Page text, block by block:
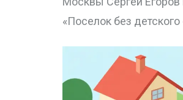
«Поселок без